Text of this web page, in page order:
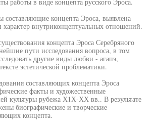
составляющие концепта Эроса, выявлена
характер внутриконцептуальных отношений.
концепта Эроса Серебряного
пути исследования вопроса, в том
другие виды любви - агапэ,
эстетической проблематики.
составляющих концепта Эроса
факты и художественные
культуры рубежа Х1Х-ХХ вв.. В результате
биографические и творческие
концепта.